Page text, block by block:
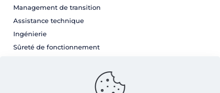
Management de transition
Assistance technique
Ingénierie
Sûreté de fonctionnement